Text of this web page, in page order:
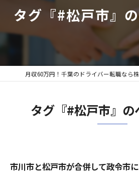
タグ『#松戸市』
タグ『#松戸市』の
市川市と松戸市が合併して政令市